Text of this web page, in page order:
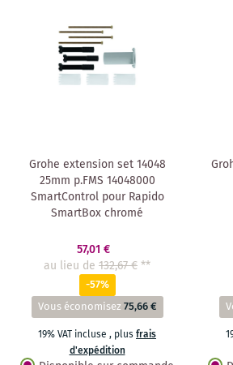
Grohe extension set 14048
25mm p.FMS 14048000
SmartControl pour Rapido
SmartBox chromé
57,01 €
au lieu de 132,67 €**
-57%
Vous économisez75,66 €
19% VAT incluse , plusfrais
d'expédition